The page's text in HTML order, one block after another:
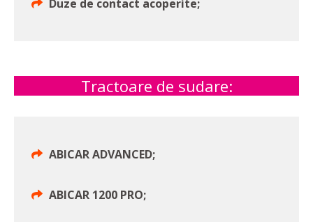
Duze de contact acoperite;
Tractoare de sudare:
ABICAR ADVANCED;
ABICAR 1200 PRO;